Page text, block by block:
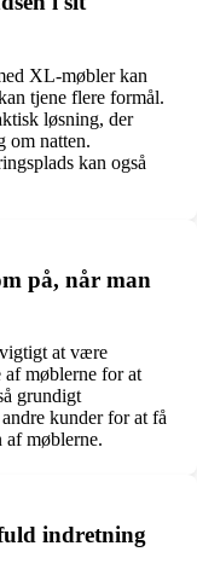
XL-møbler kan
tjene flere formål.
løsning, der
om natten.
kan også
på, når man
at være
af møblerne for at
grundigt
kunder for at få
møblerne.
indretning